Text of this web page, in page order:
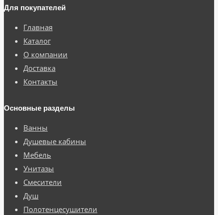
Для покупателей
Главная
Каталог
О компании
Доставка
Контакты
Основные разделы
Ванны
Душевые кабины
Мебель
Унитазы
Смесители
Душ
Полотенцесушители